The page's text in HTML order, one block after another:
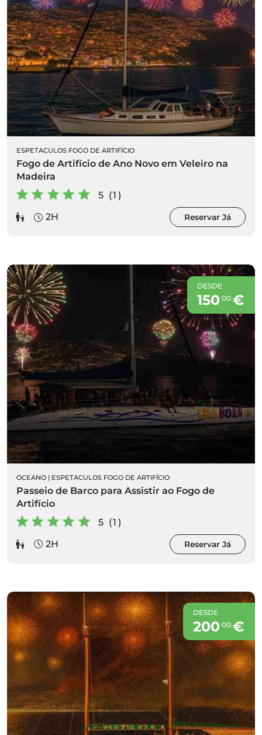
ESPETACULOS FOGO DE ARTIFÍCIO
Fogo de Artifício de Ano Novo em Veleiro na
Madeira
5 (1)
2H
Reservar Já
DESDE
150 00€
OCEANO | ESPETACULOS FOGO DE ARTIFÍCIO
Passeio de Barco para Assistir ao Fogo de
Artifício
5 (1)
2H
Reservar Já
DESDE
200 00€